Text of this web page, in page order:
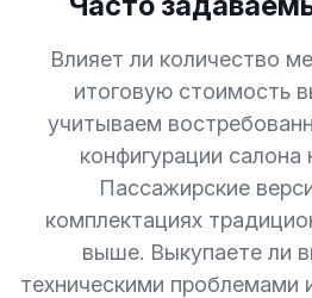
Влияет ли количество
итоговую стоимость
учитываем
конфигурации
Пассажирские
комплектациях
выше. Выкупаете ли
техническими